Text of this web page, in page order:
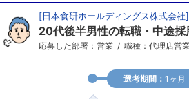
[日本食研ホールディングス株式会社]
20代後半男性の転職・中途採
応募した部署：営業 職種：代理店営
選考期間： 1ヶ月